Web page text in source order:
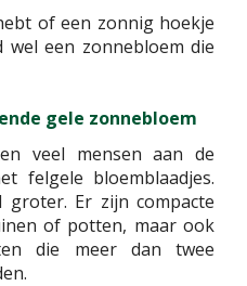
of een zonnig hoekje
een zonnebloem die
gele zonnebloem
veel mensen aan de
felgele bloemblaadjes.
Er zijn compacte
of potten, maar ook
die meer dan twee